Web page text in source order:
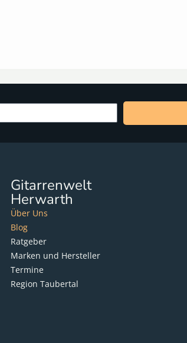
Gitarrenwelt
Herwarth
Über Uns
Blog
Ratgeber
Marken und Hersteller
Termine
Region Taubertal